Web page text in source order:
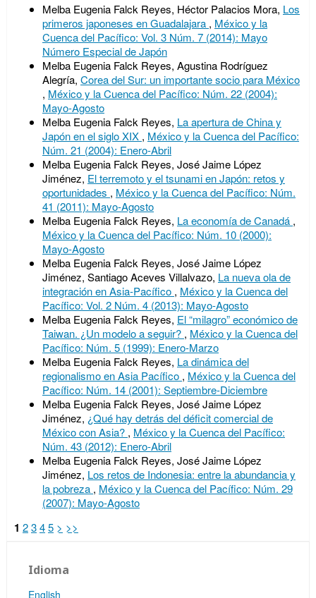
Melba Eugenia Falck Reyes, Héctor Palacios Mora, Los
primeros japoneses en Guadalajara , México y la
Cuenca del Pacífico: Vol. 3 Núm. 7 (2014): Mayo
Número Especial de Japón
Melba Eugenia Falck Reyes, Agustina Rodríguez
Alegría, Corea del Sur: un importante socio para México
, México y la Cuenca del Pacífico: Núm. 22 (2004):
Mayo-Agosto
Melba Eugenia Falck Reyes, La apertura de China y
Japón en el siglo XIX , México y la Cuenca del Pacífico:
Núm. 21 (2004): Enero-Abril
Melba Eugenia Falck Reyes, José Jaime López
Jiménez, El terremoto y el tsunami en Japón: retos y
oportunidades , México y la Cuenca del Pacífico: Núm.
41 (2011): Mayo-Agosto
Melba Eugenia Falck Reyes, La economía de Canadá ,
México y la Cuenca del Pacífico: Núm. 10 (2000):
Mayo-Agosto
Melba Eugenia Falck Reyes, José Jaime López
Jiménez, Santiago Aceves Villalvazo, La nueva ola de
integración en Asia-Pacífico , México y la Cuenca del
Pacífico: Vol. 2 Núm. 4 (2013): Mayo-Agosto
Melba Eugenia Falck Reyes, El “milagro” económico de
Taiwan. ¿Un modelo a seguir? , México y la Cuenca del
Pacífico: Núm. 5 (1999): Enero-Marzo
Melba Eugenia Falck Reyes, La dinámica del
regionalismo en Asia Pacífico , México y la Cuenca del
Pacífico: Núm. 14 (2001): Septiembre-Diciembre
Melba Eugenia Falck Reyes, José Jaime López
Jiménez, ¿Qué hay detrás del déficit comercial de
México con Asia? , México y la Cuenca del Pacífico:
Núm. 43 (2012): Enero-Abril
Melba Eugenia Falck Reyes, José Jaime López
Jiménez, Los retos de Indonesia: entre la abundancia y
la pobreza , México y la Cuenca del Pacífico: Núm. 29
(2007): Mayo-Agosto
1 2345 > >>
Idioma
English